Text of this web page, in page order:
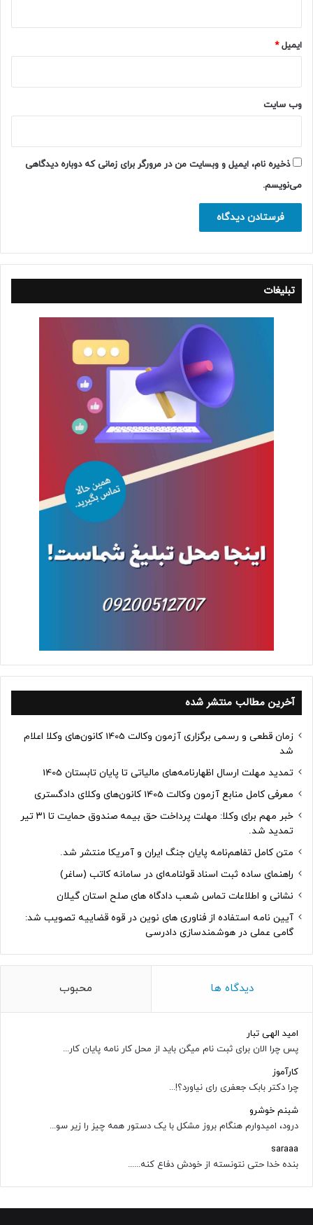
ایمیل*
وب‌ سایت
ذخیره نام، ایمیل و وبسایت من در مرورگر برای زمانی که دوباره دیدگاهی
می‌نویسم.
تبلیغات
آخرین مطالب منتشر شده
زمان قطعی و رسمی برگزاری آزمون وکالت 1405 کانون‌های وکلا اعلام
شد
تمدید مهلت ارسال اظهارنامه‌های مالیاتی تا پایان تابستان 1405
معرفی کامل منابع آزمون وکالت 1405 کانون‌های وکلای دادگستری
خبر مهم برای وکلا: مهلت پرداخت حق بیمه صندوق حمایت تا ۳۱ تیر
تمدید شد.
متن کامل تفاهم‌نامه پایان جنگ ایران و آمریکا منتشر شد.
راهنمای ساده ثبت اسناد قولنامه‌ای در سامانه کاتب (ساغر)
نشانی و اطلاعات تماس شعب دادگاه های صلح استان گیلان
آیین نامه استفاده از فناوری های نوین در قوه قضاییه تصویب شد:
گامی عملی در هوشمندسازی دادرسی
دیدگاه ها محبوب
امید الهی تبار
پس چرا الان برای ثبت نام میگن باید از محل کار نامه پایان کار...
کارآموز
چرا دکتر بابک جعفری رای نیاورد؟!...
شبنم خوشرو
درود، امیدوارم هنگام بروز مشکل با یک دستور همه چیز را زیر سو...
saraaa
بنده خدا حتی نتونسته از خودش دفاع کنه......